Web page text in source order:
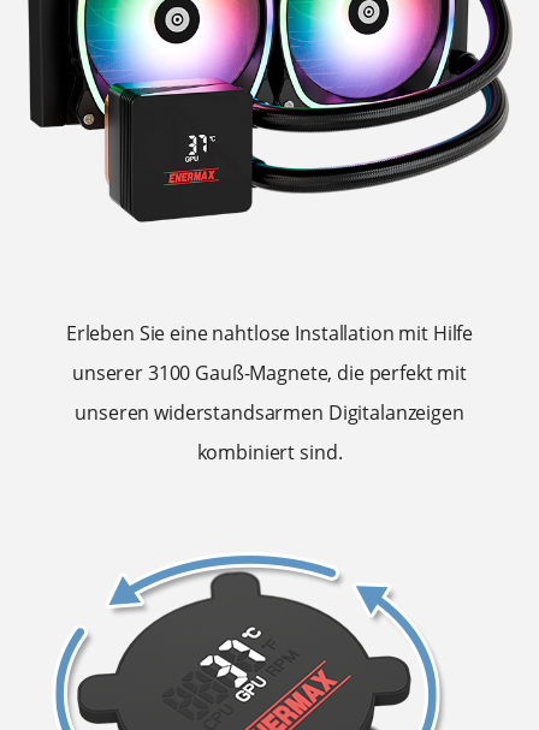
Erleben Sie eine nahtlose Installation mit Hilfe
unserer 3100 Gauß-Magnete, die perfekt mit
unseren widerstandsarmen Digitalanzeigen
kombiniert sind.